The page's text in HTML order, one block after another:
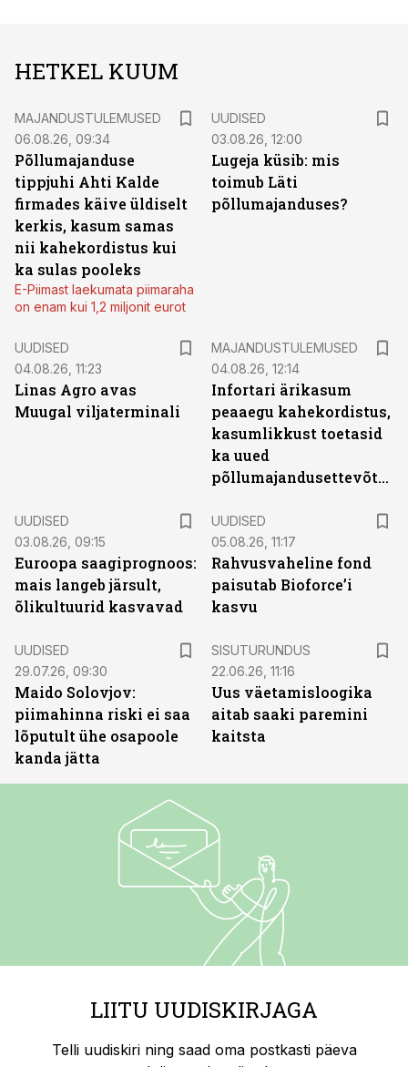
HETKEL KUUM
MAJANDUSTULEMUSED
06.08.26, 09:34
Põllumajanduse
tippjuhi Ahti Kalde
firmades käive üldiselt
kerkis, kasum samas
nii kahekordistus kui
ka sulas pooleks
E-Piimast laekumata piimaraha
on enam kui 1,2 miljonit eurot
UUDISED
03.08.26, 12:00
Lugeja küsib: mis
toimub Läti
põllumajanduses?
UUDISED
04.08.26, 11:23
Linas Agro avas
Muugal viljaterminali
MAJANDUSTULEMUSED
04.08.26, 12:14
Infortari ärikasum
peaaegu kahekordistus,
kasumlikkust toetasid
ka uued
põllumajandusettevõtted
UUDISED
03.08.26, 09:15
Euroopa saagiprognoos:
mais langeb järsult,
õlikultuurid kasvavad
UUDISED
05.08.26, 11:17
Rahvusvaheline fond
paisutab Bioforce’i
kasvu
UUDISED
29.07.26, 09:30
Maido Solovjov:
piimahinna riski ei saa
lõputult ühe osapoole
kanda jätta
SISUTURUNDUS
22.06.26, 11:16
Uus väetamisloogika
aitab saaki paremini
kaitsta
LIITU UUDISKIRJAGA
Telli uudiskiri ning saad oma postkasti päeva